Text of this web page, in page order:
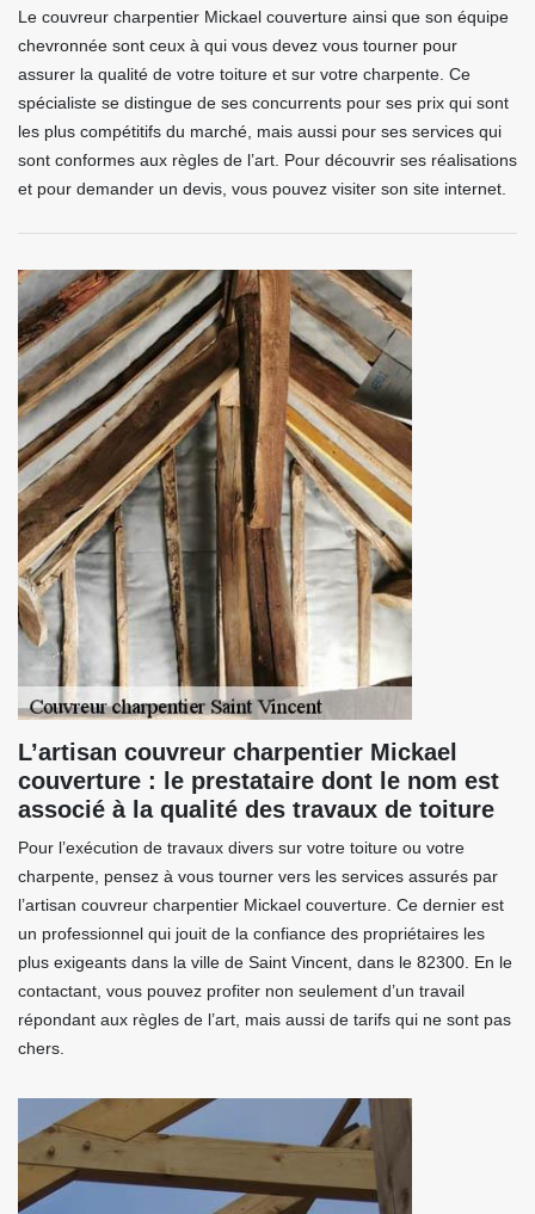
Le couvreur charpentier Mickael couverture ainsi que son équipe
chevronnée sont ceux à qui vous devez vous tourner pour
assurer la qualité de votre toiture et sur votre charpente. Ce
spécialiste se distingue de ses concurrents pour ses prix qui sont
les plus compétitifs du marché, mais aussi pour ses services qui
sont conformes aux règles de l’art. Pour découvrir ses réalisations
et pour demander un devis, vous pouvez visiter son site internet.
L’artisan couvreur charpentier Mickael
couverture : le prestataire dont le nom est
associé à la qualité des travaux de toiture
Pour l’exécution de travaux divers sur votre toiture ou votre
charpente, pensez à vous tourner vers les services assurés par
l’artisan couvreur charpentier Mickael couverture. Ce dernier est
un professionnel qui jouit de la confiance des propriétaires les
plus exigeants dans la ville de Saint Vincent, dans le 82300. En le
contactant, vous pouvez profiter non seulement d’un travail
répondant aux règles de l’art, mais aussi de tarifs qui ne sont pas
chers.